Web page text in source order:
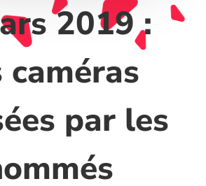
2019 :
caméras
par les